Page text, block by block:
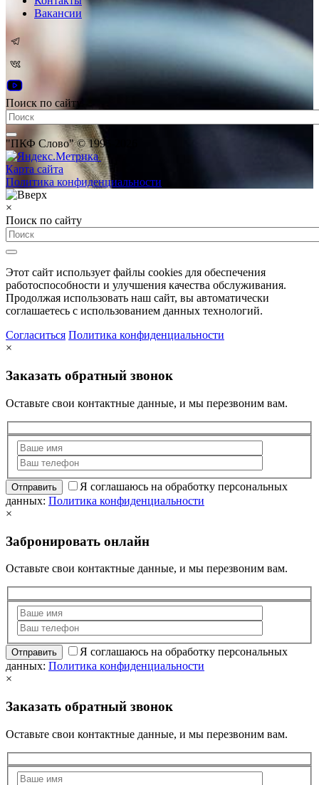
Вакансии
Поиск по сайту
"ПКФ Слово" © 1995-2026
Карта сайта
Политика конфиденциальности
×
Поиск по сайту
Этот сайт использует файлы cookies для обеспечения
работоспособности и улучшения качества обслуживания.
Продолжая использовать наш сайт, вы автоматически
соглашаетесь с использованием данных технологий.
Согласиться Политика конфиденциальности
×
Заказать обратный звонок
Оставьте свои контактные данные, и мы перезвоним вам.
Я соглашаюсь на обработку персональных
данных: Политика конфиденциальности
×
Забронировать онлайн
Оставьте свои контактные данные, и мы перезвоним вам.
Я соглашаюсь на обработку персональных
данных: Политика конфиденциальности
×
Заказать обратный звонок
Оставьте свои контактные данные, и мы перезвоним вам.